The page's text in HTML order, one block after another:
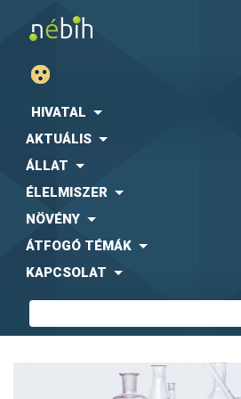
HIVATAL
AKTUÁLIS
ÁLLAT
ÉLELMISZER
NÖVÉNY
ÁTFOGÓ TÉMÁK
KAPCSOLAT